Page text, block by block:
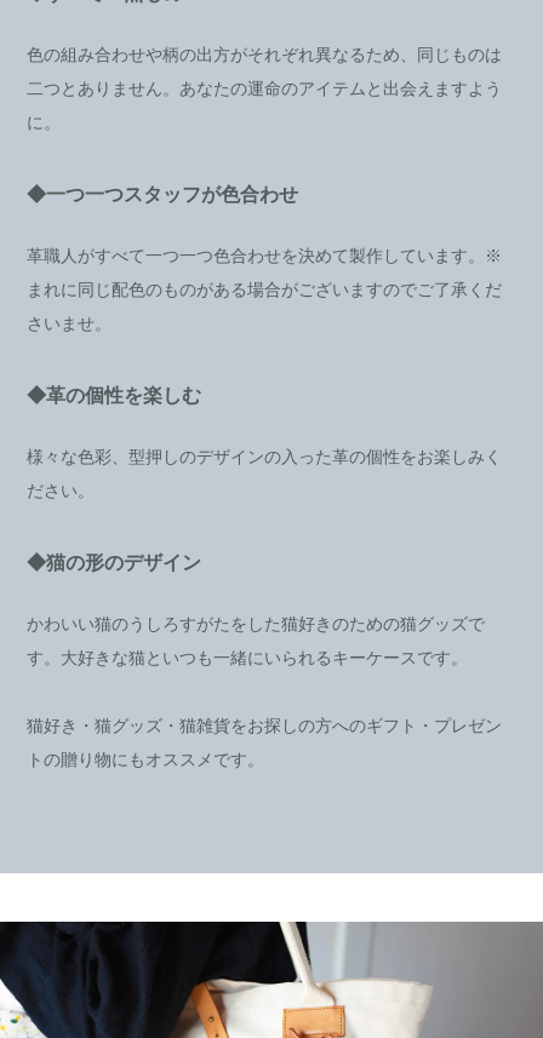
色の組み合わせや柄の出方がそれぞれ異なるため、同じものは
二つとありません。あなたの運命のアイテムと出会えますよう
に。
◆一つ一つスタッフが色合わせ
革職人がすべて一つ一つ色合わせを決めて製作しています。※
まれに同じ配色のものがある場合がございますのでご了承くだ
さいませ。
◆革の個性を楽しむ
様々な色彩、型押しのデザインの入った革の個性をお楽しみく
ださい。
◆猫の形のデザイン
かわいい猫のうしろすがたをした猫好きのための猫グッズで
す。大好きな猫といつも一緒にいられるキーケースです。
猫好き・猫グッズ・猫雑貨をお探しの方へのギフト・プレゼン
トの贈り物にもオススメです。